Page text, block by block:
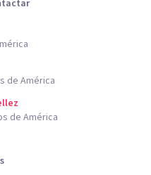
de América
de América